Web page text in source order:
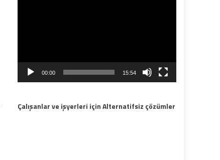
00:00 15:54
Çalışanlar ve işyerleri için Alternatifsiz çözümler